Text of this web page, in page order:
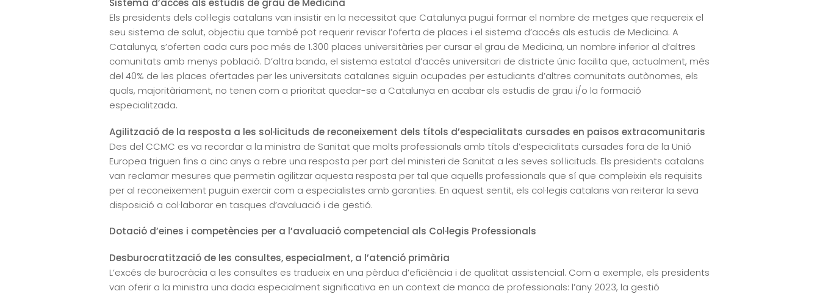
Sistema d’accés als estudis de grau de Medicina
Els presidents dels col·legis catalans van insistir en la necessitat que Catalunya pugui formar el nombre de metges que requereix el
seu sistema de salut, objectiu que també pot requerir revisar l’oferta de places i el sistema d’accés als estudis de Medicina. A
Catalunya, s’oferten cada curs poc més de 1.300 places universitàries per cursar el grau de Medicina, un nombre inferior al d’altres
comunitats amb menys població. D’altra banda, el sistema estatal d’accés universitari de districte únic facilita que, actualment, més
del 40% de les places ofertades per les universitats catalanes siguin ocupades per estudiants d’altres comunitats autònomes, els
quals, majoritàriament, no tenen com a prioritat quedar-se a Catalunya en acabar els estudis de grau i/o la formació
especialitzada.
Agilització de la resposta a les sol·licituds de reconeixement dels títols d’especialitats cursades en països extracomunitaris
Des del CCMC es va recordar a la ministra de Sanitat que molts professionals amb títols d’especialitats cursades fora de la Unió
Europea triguen fins a cinc anys a rebre una resposta per part del ministeri de Sanitat a les seves sol·licituds. Els presidents catalans
van reclamar mesures que permetin agilitzar aquesta resposta per tal que aquells professionals que sí que compleixin els requisits
per al reconeixement puguin exercir com a especialistes amb garanties. En aquest sentit, els col·legis catalans van reiterar la seva
disposició a col·laborar en tasques d’avaluació i de gestió.
Dotació d’eines i competències per a l’avaluació competencial als Col·legis Professionals
Desburocratització de les consultes, especialment, a l’atenció primària
L’excés de burocràcia a les consultes es tradueix en una pèrdua d’eficiència i de qualitat assistencial. Com a exemple, els presidents
van oferir a la ministra una dada especialment significativa en un context de manca de professionals: l’any 2023, la gestió